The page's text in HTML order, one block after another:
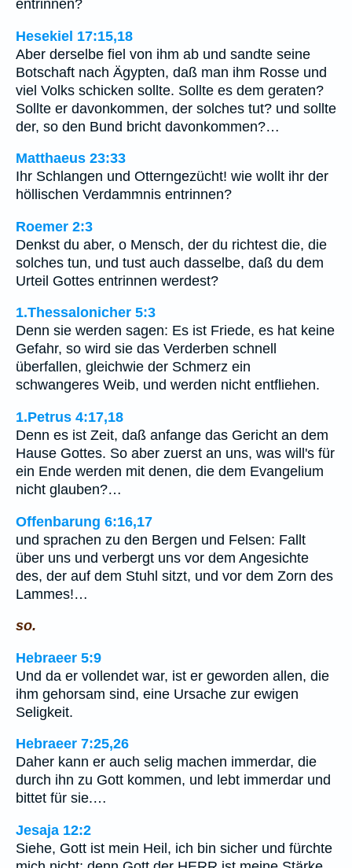
entrinnen?
Hesekiel 17:15,18
Aber derselbe fiel von ihm ab und sandte seine
Botschaft nach Ägypten, daß man ihm Rosse und
viel Volks schicken sollte. Sollte es dem geraten?
Sollte er davonkommen, der solches tut? und sollte
der, so den Bund bricht davonkommen?…
Matthaeus 23:33
Ihr Schlangen und Otterngezücht! wie wollt ihr der
höllischen Verdammnis entrinnen?
Roemer 2:3
Denkst du aber, o Mensch, der du richtest die, die
solches tun, und tust auch dasselbe, daß du dem
Urteil Gottes entrinnen werdest?
1.Thessalonicher 5:3
Denn sie werden sagen: Es ist Friede, es hat keine
Gefahr, so wird sie das Verderben schnell
überfallen, gleichwie der Schmerz ein
schwangeres Weib, und werden nicht entfliehen.
1.Petrus 4:17,18
Denn es ist Zeit, daß anfange das Gericht an dem
Hause Gottes. So aber zuerst an uns, was will's für
ein Ende werden mit denen, die dem Evangelium
nicht glauben?…
Offenbarung 6:16,17
und sprachen zu den Bergen und Felsen: Fallt
über uns und verbergt uns vor dem Angesichte
des, der auf dem Stuhl sitzt, und vor dem Zorn des
Lammes!…
so.
Hebraeer 5:9
Und da er vollendet war, ist er geworden allen, die
ihm gehorsam sind, eine Ursache zur ewigen
Seligkeit.
Hebraeer 7:25,26
Daher kann er auch selig machen immerdar, die
durch ihn zu Gott kommen, und lebt immerdar und
bittet für sie.…
Jesaja 12:2
Siehe, Gott ist mein Heil, ich bin sicher und fürchte